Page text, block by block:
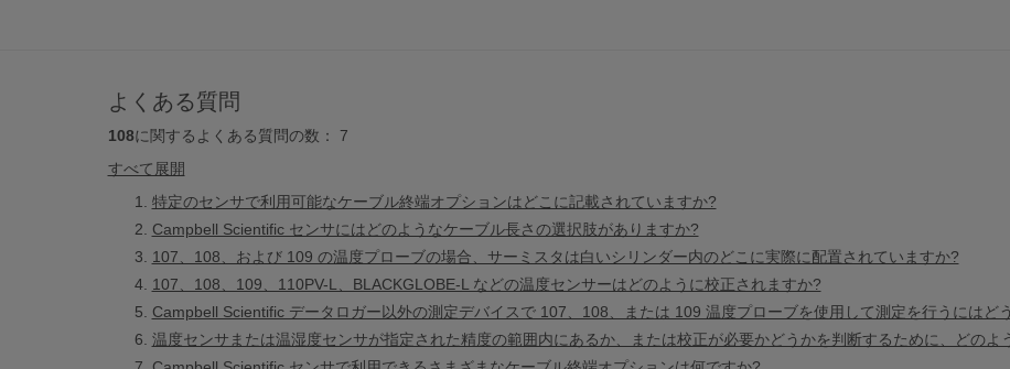
よくある質問
108に関するよくある質問の数： 7
すべて展開
特定のセンサで利用可能なケーブル終端オプションはどこに記載されていますか?
Campbell Scientific センサにはどのようなケーブル長さの選択肢がありますか?
107、108、および 109 の温度プローブの場合、サーミスタは白いシリンダー内のどこに実際に配置されていますか?
107、108、109、110PV-L、BLACKGLOBE-L などの温度センサーはどのように校正されますか?
Campbell Scientific データロガー以外の測定デバイスで 107、108、または 109 温度プローブを使用して測定を行うにはど
温度センサまたは温湿度センサが指定された精度の範囲内にあるか、または校正が必要かどうかを判断するために、どの